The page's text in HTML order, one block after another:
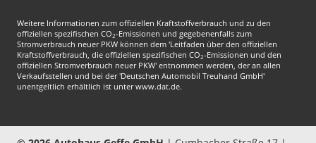
Weitere Informationen zum offiziellen Kraftstoffverbrauch und zu den
offiziellen spezifischen CO2-Emissionen und gegebenenfalls zum
Stromverbrauch neuer PKW können dem 'Leitfaden über den offiziellen
Kraftstoffverbrauch, die offiziellen spezifischen CO2-Emissionen und den
offiziellen Stromverbrauch neuer PKW' entnommen werden, der an allen
Verkaufsstellen und bei der 'Deutschen Automobil Treuhand GmbH'
unentgeltlich erhältlich ist unter www.dat.de.